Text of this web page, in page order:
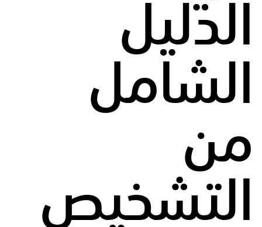
الدليل
الشامل
من
التشخيص